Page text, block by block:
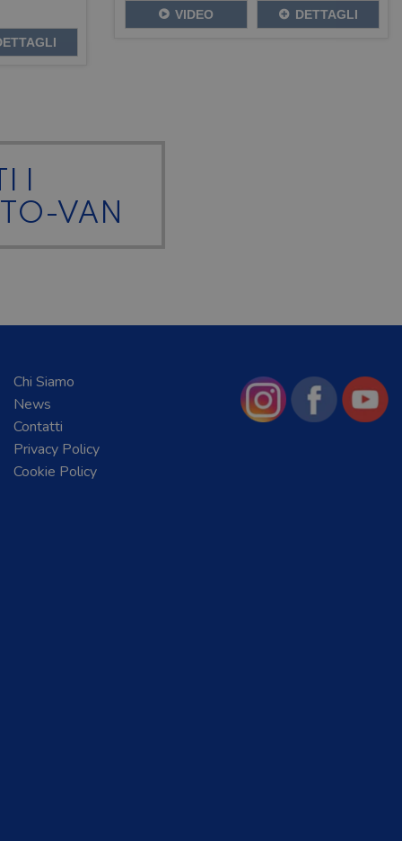
DETTAGLI
VIDEO
I
VAN
Chi Siamo
News
Contatti
Privacy Policy
Cookie Policy